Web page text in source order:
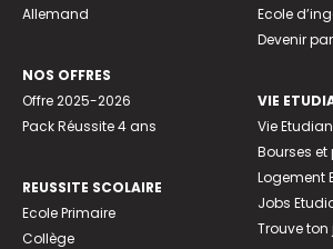
Allemand
NOS OFFRES
Offre 2025-2026
Pack Réussite 4 ans
REUSSITE SCOLAIRE
Ecole Primaire
Collège
Ecole
Devenir
VIE
Vie
Bourses
Logement
Jobs
Trouve